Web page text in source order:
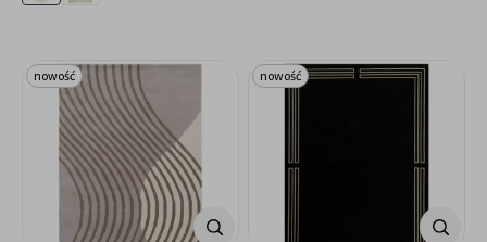
nowość nowość